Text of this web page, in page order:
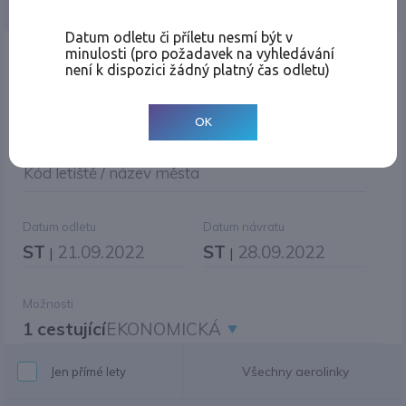
Místo odletu
Kód letiště / název města
Datum odletu
ST | 21.09.2022
Datum návratu
ST | 28.09.2022
Možnosti
1 cestujícíEKONOMICKÁ
Jen přímé lety Všechny aerolinky
Datum odletu či příletu nesmí být v
minulosti (pro požadavek na vyhledávání
není k dispozici žádný platný čas odletu)
OK